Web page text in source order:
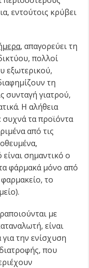
εντούτοις κρύβει
, απαγορεύει τη
πολλοί
εξωτερικού,
τη
συνταγή γιατρού,
Η αλήθεια
συχνά τα προϊόντα
από τις
σημαντικό ο
φάρμακά μόνο από
το
με
είναι
την ενίσχυση
που